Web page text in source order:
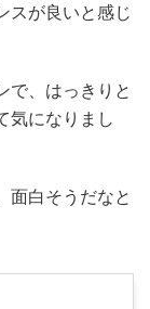
スが良いと感じ
で、はっきりと
気になりまし
面白そうだなと